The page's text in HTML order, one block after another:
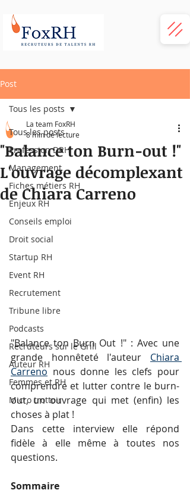
Post
Tous les posts
Profession DRH
Management
Fiches métiers RH
Enjeux RH
Conseils emploi
Droit social
Startup RH
Event RH
Recrutement
Tribune libre
Podcasts
Recruteurs sur le Grill
Auteur RH
Femmes et RH
Micro trottoir
Tous les posts
"Balance ton Burn-out !"
L'ouvrage décomplexant
de Chiara Carreno
La team FoxRH
8 min de lecture
"Balance ton Burn Out !" : Avec une
grande honnêteté l'auteur Chiara
Carreno nous donne les clefs pour
comprendre et lutter contre le burn-
out, un ouvrage qui met (enfin) les
choses à plat !
Dans cette interview elle répond
fidèle à elle même à toutes nos
questions.
Sommaire